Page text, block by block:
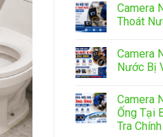
Camera
Thoát
Camera
Nước Bị
Camera
Ống Tại
Tra